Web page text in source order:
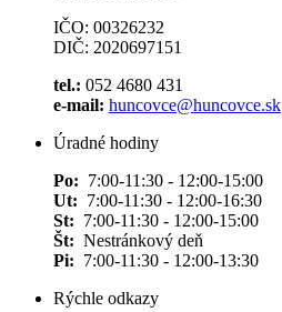
IČO: 00326232
DIČ: 2020697151
tel.: 052 4680 431
e-mail: huncovce@huncovce.sk
Úradné hodiny
Po: 7:00-11:30 - 12:00-15:00
Ut: 7:00-11:30 - 12:00-16:30
St: 7:00-11:30 - 12:00-15:00
Št: Nestránkový deň
Pi: 7:00-11:30 - 12:00-13:30
Rýchle odkazy